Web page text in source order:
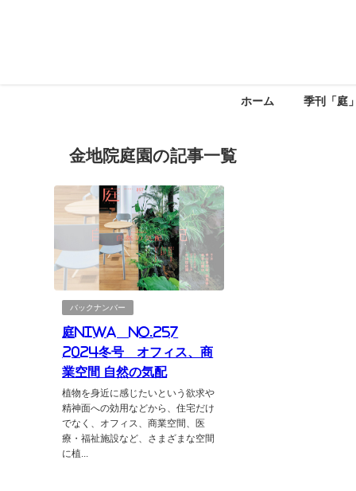
ホーム 季刊「庭
金地院庭園の記事一覧
バックナンバー
庭NIWA No.257
2024冬号 オフィス、商
業空間 自然の気配
植物を身近に感じたいという欲求や
精神面への効用などから、住宅だけ
でなく、オフィス、商業空間、医
療・福祉施設など、さまざまな空間
に植...